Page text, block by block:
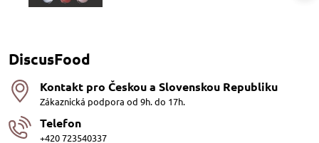
DiscusFood
Kontakt pro Českou a Slovenskou Republiku
Zákaznická podpora od 9h. do 17h.
Telefon
+420 723540337